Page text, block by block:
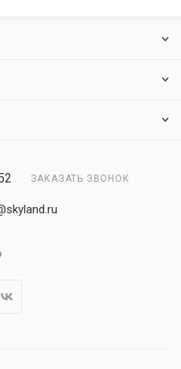
ЗАКАЗАТЬ ЗВОНОК